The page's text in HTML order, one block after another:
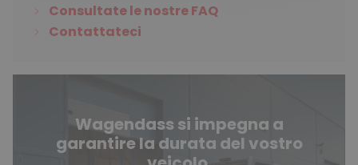
Consultate le nostre FAQ
Contattateci
Wagendass si impegna a
garantire la durata del vostro